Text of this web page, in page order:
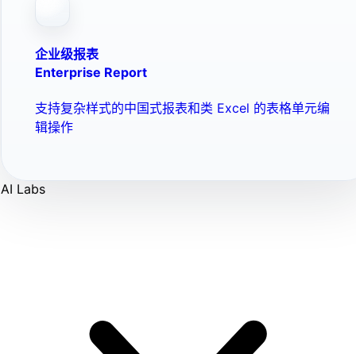
企业级报表
Enterprise Report
支持复杂样式的中国式报表和类 Excel 的表格单元编
辑操作
AI Labs